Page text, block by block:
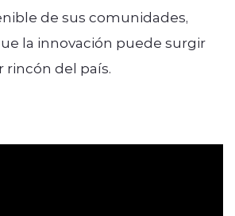
de sus comunidades,
la innovación puede surgir
rincón del país.